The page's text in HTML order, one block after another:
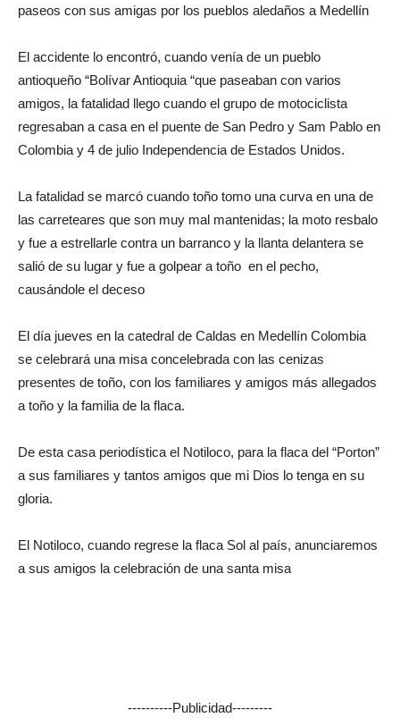
paseos con sus amigas por los pueblos aledaños a Medellín
El accidente lo encontró, cuando venía de un pueblo
antioqueño “Bolívar Antioquia “que paseaban con varios
amigos, la fatalidad llego cuando el grupo de motociclista
regresaban a casa en el puente de San Pedro y Sam Pablo en
Colombia y 4 de julio Independencia de Estados Unidos.
La fatalidad se marcó cuando toño tomo una curva en una de
las carreteares que son muy mal mantenidas; la moto resbalo
y fue a estrellarle contra un barranco y la llanta delantera se
salió de su lugar y fue a golpear a toño en el pecho,
causándole el deceso
El día jueves en la catedral de Caldas en Medellín Colombia
se celebrará una misa concelebrada con las cenizas
presentes de toño, con los familiares y amigos más allegados
a toño y la familia de la flaca.
De esta casa periodística el Notiloco, para la flaca del “Porton”
a sus familiares y tantos amigos que mi Dios lo tenga en su
gloria.
El Notiloco, cuando regrese la flaca Sol al país, anunciaremos
a sus amigos la celebración de una santa misa
----------Publicidad---------